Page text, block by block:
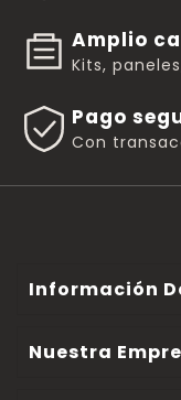
Amplio
Kits,
Pago
Con
Información
Nuestra